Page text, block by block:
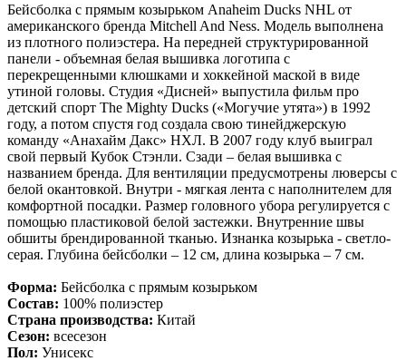
Бейсболка с прямым козырьком Anaheim Ducks NHL от
американского бренда Mitchell And Ness. Модель выполнена
из плотного полиэстера. На передней структурированной
панели - объемная белая вышивка логотипа с
перекрещенными клюшками и хоккейной маской в виде
утиной головы. Студия «Дисней» выпустила фильм про
детский спорт The Mighty Ducks («Могучие утята») в 1992
году, а потом спустя год создала свою тинейджерскую
команду «Анахайм Дакс» НХЛ. В 2007 году клуб выиграл
свой первый Кубок Стэнли. Сзади – белая вышивка с
названием бренда. Для вентиляции предусмотрены люверсы с
белой окантовкой. Внутри - мягкая лента с наполнителем для
комфортной посадки. Размер головного убора регулируется с
помощью пластиковой белой застежки. Внутренние швы
обшиты брендированной тканью. Изнанка козырька - светло-
серая. Глубина бейсболки – 12 см, длина козырька – 7 см.
Форма: Бейсболка с прямым козырьком
Состав: 100% полиэстер
Страна производства: Китай
Сезон: всесезон
Пол: Унисекс